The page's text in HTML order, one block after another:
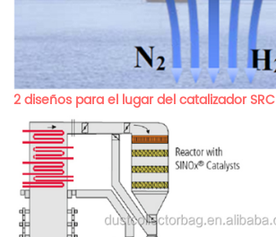
2 diseños para el lugar del catalizador SRC